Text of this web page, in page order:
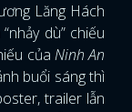
Lăng Hách
dù” chiếu
của Ninh An
buổi sáng thì
trailer lẫn